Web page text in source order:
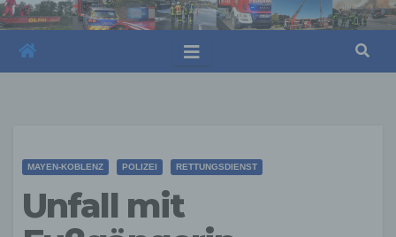
MAYEN-KOBLENZ POLIZEI RETTUNGSDIENST
Unfall mit